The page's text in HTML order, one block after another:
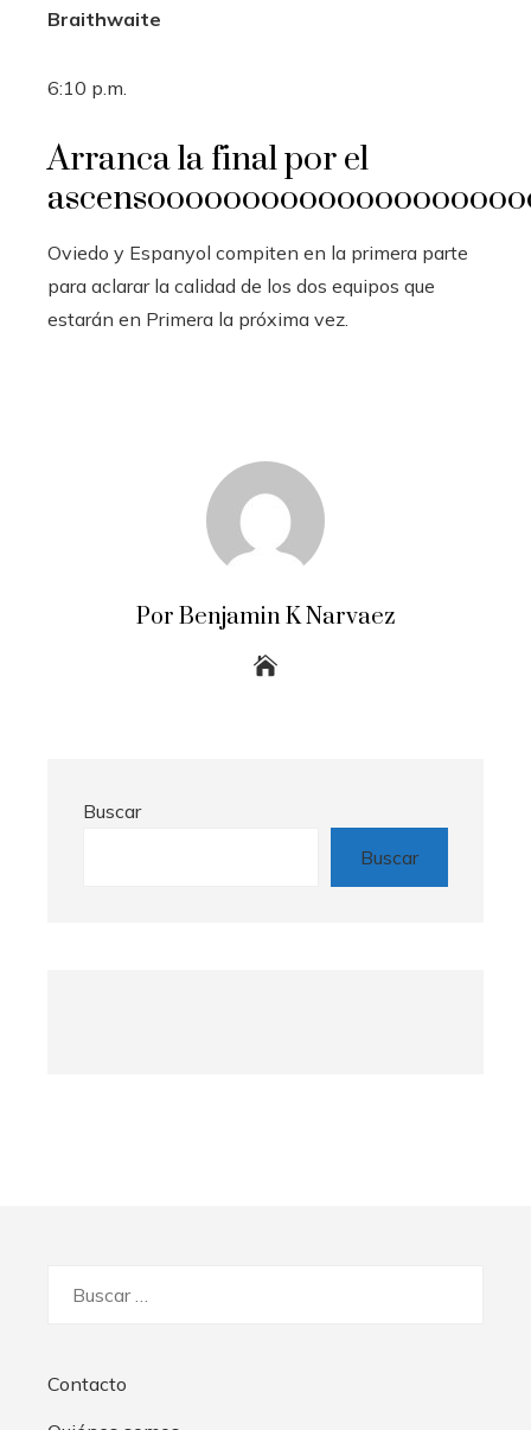
Braithwaite
6:10 p.m.
Arranca la final por el
Oviedo y Espanyol compiten en la primera parte
para aclarar la calidad de los dos equipos que
estarán en Primera la próxima vez.
Por Benjamin K Narvaez
Buscar
Buscar
Contacto